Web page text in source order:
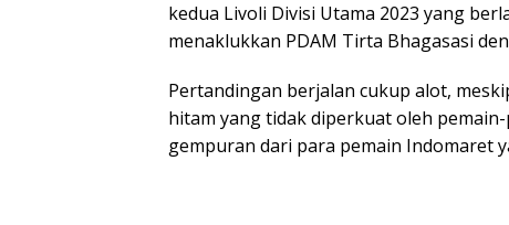
kedua Livoli Divisi Utama 2023 yang
menaklukkan PDAM Tirta Bhagasasi
Pertandingan berjalan cukup alot,
hitam yang tidak diperkuat oleh
gempuran dari para pemain Indomaret